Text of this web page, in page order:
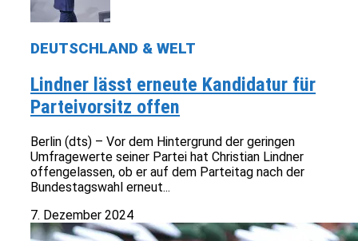
DEUTSCHLAND & WELT
Lindner lässt erneute Kandidatur für
Parteivorsitz offen
Berlin (dts) – Vor dem Hintergrund der geringen
Umfragewerte seiner Partei hat Christian Lindner
offengelassen, ob er auf dem Parteitag nach der
Bundestagswahl erneut...
7. Dezember 2024